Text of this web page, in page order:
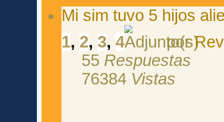
Mi sim tuvo 5 hijos
1, 2, 3,4 por
55 Respuestas
76384 Vistas